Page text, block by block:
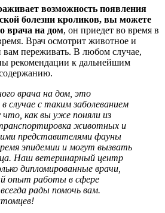
возможность появления
болезни кроликов, вы можете
врача на дом, он приедет во время в
Врач осмотрит животное и
вам переживать. В любом случае,
рекомендации к дальнейшим
врача на дом, это
случае с таким заболеванием
как вы уже поняли из
животных и
представителями фауны
эпидемии и могут вызвать
Наш ветеринарный центр
дипломированные врачи,
опыт работы в сфере
рады помочь вам.